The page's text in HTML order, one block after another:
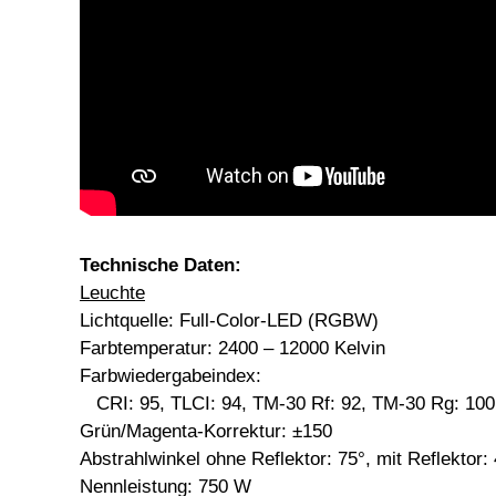
Technische Daten:
Leuchte
Lichtquelle: Full-Color-LED (RGBW)
Farbtemperatur: 2400 – 12000 Kelvin
Farbwiedergabeindex:
CRI: 95, TLCI: 94, TM-30 Rf: 92, TM-30 Rg: 100
Grün/Magenta-Korrektur: ±150
Abstrahlwinkel ohne Reflektor: 75°, mit Reflektor:
Nennleistung: 750 W